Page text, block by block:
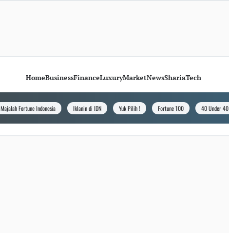
HomeBusinessFinanceLuxuryMarketNewsShariaTech
Majalah Fortune Indonesia Iklanin di IDN Yuk Pilih ! Fortune 100 40 Under 40